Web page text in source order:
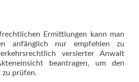
Ermittlungen kann man
anfänglich nur empfehlen zu
versierter Anwalt
beantragen, um den
zu prüfen.